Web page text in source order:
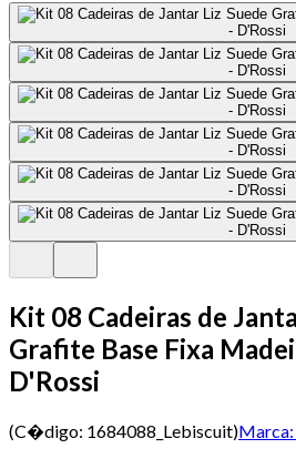
Kit 08 Cadeiras de
Grafite Base Fixa
D'Rossi
(C�digo: 1684088_Lebiscuit)Marca: